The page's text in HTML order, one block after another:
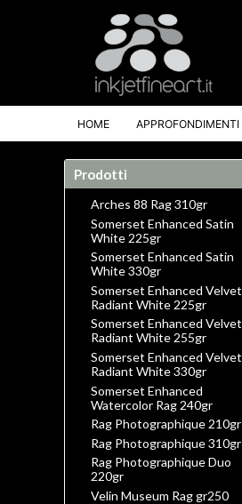
HOME APPROFONDIMENTI
Prodotti
Arches 88 Rag 310gr
Somerset Enhanced Satin
White 225gr
Somerset Enhanced Satin
White 330gr
Somerset Enhanced Velvet
Radiant White 225gr
Somerset Enhanced Velvet
Radiant White 255gr
Somerset Enhanced Velvet
Radiant White 330gr
Somerset Enhanced
Watercolor Rag 240gr
Rag Photographique 210gr
Rag Photographique 310gr
Rag Photographique Duo
220gr
Velin Museum Rag gr250